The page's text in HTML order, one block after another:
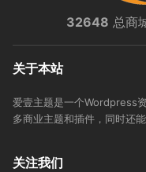
32648 总商
关于本站
爱壹主题是一个Wordpress
多商业主题和插件，同时还
关注我们